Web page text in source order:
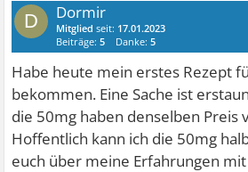
D Dormir
Mitglied seit: 17.01.2023
Beiträge:5 Danke:5
Habe heute mein erstes Rezept
bekommen. Eine Sache ist
die 50mg haben denselben Preis
Hoffentlich kann ich die 50mg
euch über meine Erfahrungen